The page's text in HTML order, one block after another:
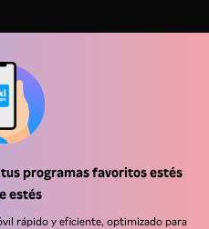
programas favoritos estés
estés
rápido y eficiente, optimizado para